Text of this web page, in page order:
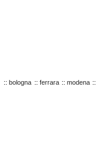
:: bologna :: ferrara :: modena ::